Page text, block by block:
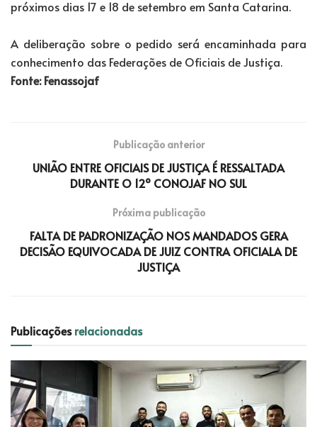
próximos dias 17 e 18 de setembro em Santa Catarina.
A deliberação sobre o pedido será encaminhada para
conhecimento das Federações de Oficiais de Justiça.
Fonte: Fenassojaf
Publicação anterior
UNIÃO ENTRE OFICIAIS DE JUSTIÇA É RESSALTADA
DURANTE O 12º CONOJAF NO SUL
Próxima publicação
FALTA DE PADRONIZAÇÃO NOS MANDADOS GERA
DECISÃO EQUIVOCADA DE JUIZ CONTRA OFICIALA DE
JUSTIÇA
Publicaçõesrelacionadas